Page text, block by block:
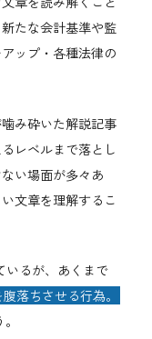
たな会計基準や監
ップ・各種法律の
み砕いた解説記事
レベルまで落とし
い場面が多々あ
文章を理解するこ
るが、あくまで
落ちさせる行為。